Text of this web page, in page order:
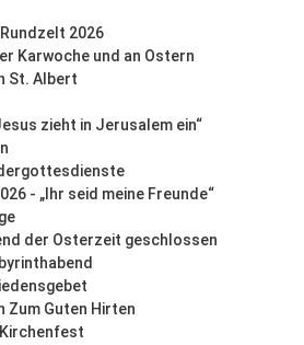
2026
Karwoche und an Ostern
St. Albert
zieht in Jerusalem ein“
- „Ihr seid meine Freunde“
der Osterzeit geschlossen
Zum Guten Hirten